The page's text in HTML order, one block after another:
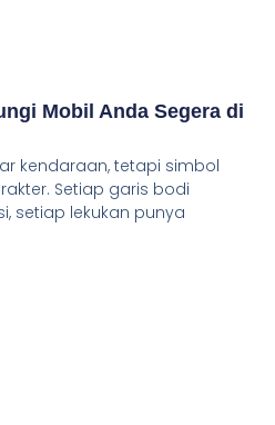
Mobil Anda Segera di
kendaraan, tetapi simbol
Setiap garis bodi
setiap lekukan punya